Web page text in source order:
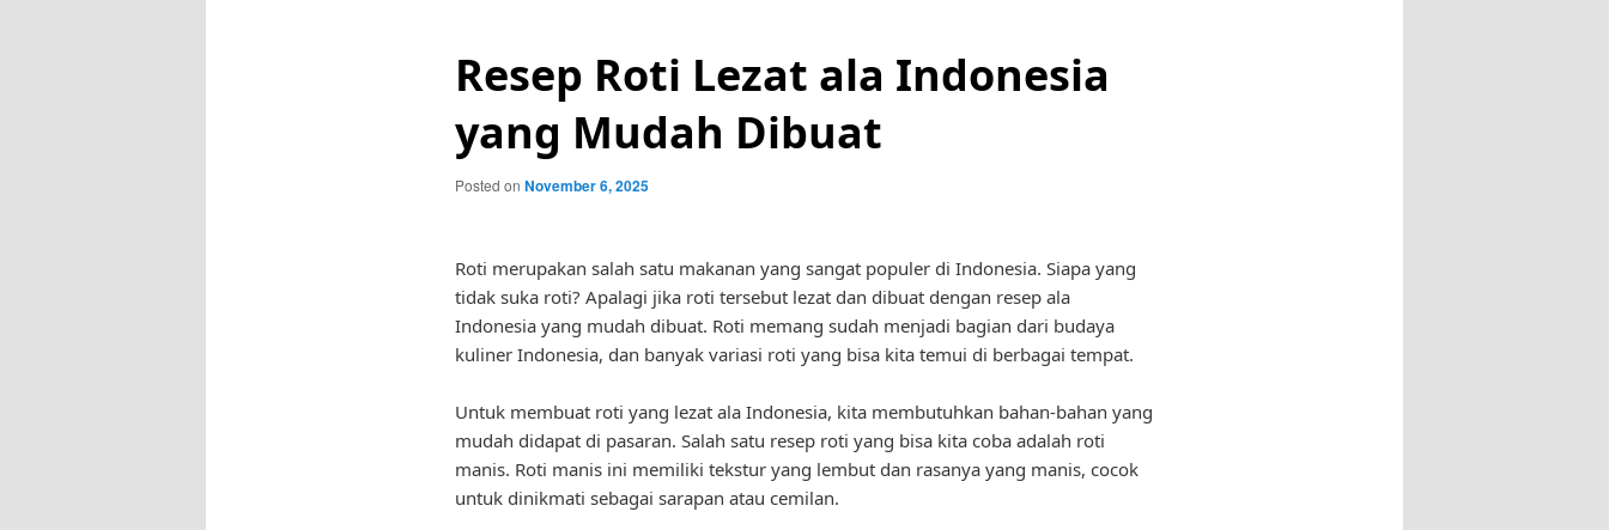
Resep Roti Lezat ala Indonesia
yang Mudah Dibuat
Posted on November 6, 2025
Roti merupakan salah satu makanan yang sangat populer di Indonesia. Siapa yang
tidak suka roti? Apalagi jika roti tersebut lezat dan dibuat dengan resep ala
Indonesia yang mudah dibuat. Roti memang sudah menjadi bagian dari budaya
kuliner Indonesia, dan banyak variasi roti yang bisa kita temui di berbagai tempat.
Untuk membuat roti yang lezat ala Indonesia, kita membutuhkan bahan-bahan yang
mudah didapat di pasaran. Salah satu resep roti yang bisa kita coba adalah roti
manis. Roti manis ini memiliki tekstur yang lembut dan rasanya yang manis, cocok
untuk dinikmati sebagai sarapan atau cemilan.